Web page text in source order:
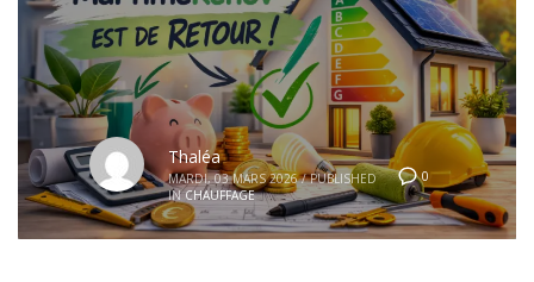
0
Thaléa
MARDI, 03 MARS 2026 / PUBLISHED
IN CHAUFFAGE